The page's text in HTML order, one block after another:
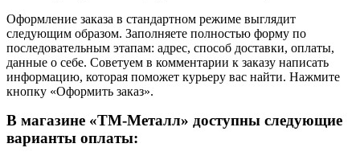
Оформление заказа в стандартном режиме выглядит
следующим образом. Заполняете полностью форму по
последовательным этапам: адрес, способ доставки, оплаты,
данные о себе. Советуем в комментарии к заказу написать
информацию, которая поможет курьеру вас найти. Нажмите
кнопку «Оформить заказ».
В магазине «ТМ-Металл» доступны следующие
варианты оплаты: